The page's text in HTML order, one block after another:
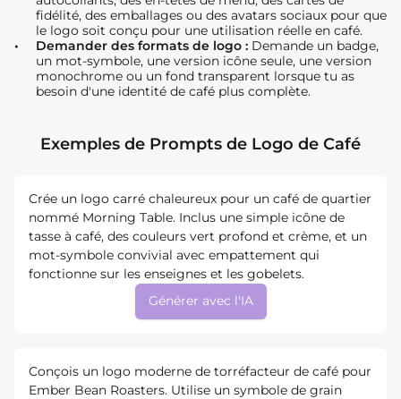
fidélité, des emballages ou des avatars sociaux pour que
le logo soit conçu pour une utilisation réelle en café.
Demander des formats de logo : Demande un badge,
un mot-symbole, une version icône seule, une version
monochrome ou un fond transparent lorsque tu as
besoin d'une identité de café plus complète.
Exemples de Prompts de Logo de Café
Crée un logo carré chaleureux pour un café de quartier
nommé Morning Table. Inclus une simple icône de
tasse à café, des couleurs vert profond et crème, et un
mot-symbole convivial avec empattement qui
fonctionne sur les enseignes et les gobelets.
Générer avec l'IA
Conçois un logo moderne de torréfacteur de café pour
Ember Bean Roasters. Utilise un symbole de grain